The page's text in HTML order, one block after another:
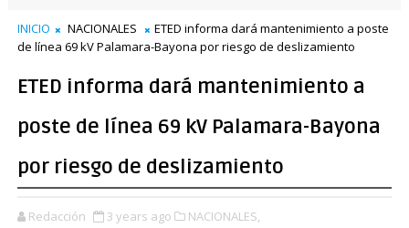
INICIO NACIONALES
ETED informa dará mantenimiento a poste
de línea 69 kV Palamara-Bayona por riesgo de deslizamiento
ETED informa dará mantenimiento a
poste de línea 69 kV Palamara-Bayona
por riesgo de deslizamiento
Redacción 3 years ago NACIONALES,